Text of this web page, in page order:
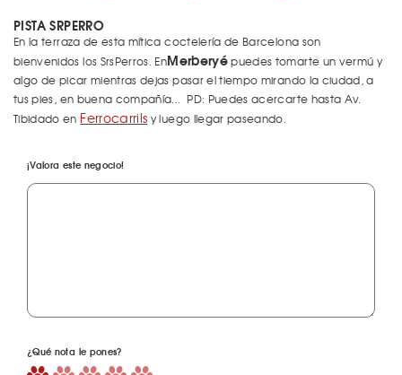
PISTA SRPERRO
En la terraza de esta mítica coctelería de Barcelona son
bienvenidos los SrsPerros. EnMerberyépuedes tomarte un vermú y
algo de picar mientras dejas pasar el tiempo mirando la ciudad, a
tus pies, en buena compañía... PD: Puedes acercarte hasta Av.
Tibidado en Ferrocarrils y luego llegar paseando.
¡Valora este negocio!
¿Qué nota le pones?